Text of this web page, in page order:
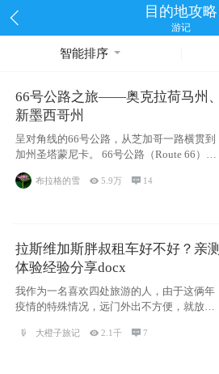
目的地攻略
游记
智能排序
66号公路之旅——奥克拉荷马州、
新墨西哥州
呈对角线的66号公路，从芝加哥一路横贯到
加州圣塔蒙尼卡。 66号公路（Route 66），
被美国人
布拉格的雪  5.9万  14
拉斯维加斯胖叔租车好不好？亲测
体验经验分享docx
我作为一名喜欢四处旅游的人，由于这俩年
疫情的特殊情况，远门外出不方便，就放弃
大橙子旅记 2.1千 7